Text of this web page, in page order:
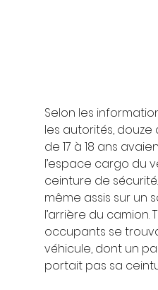
Selon les
les autorités,
de 17 à 18 ans
l’espace cargo du
ceinture de
même assis sur un
l’arrière du camion.
occupants se
véhicule, dont un
portait pas sa